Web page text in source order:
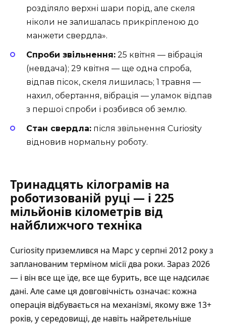
розділяло верхні шари порід, але скеля
ніколи не залишалась прикріпленою до
манжети свердла».
Спроби звільнення: 25 квітня — вібрація
(невдача); 29 квітня — ще одна спроба,
відпав пісок, скеля лишилась; 1 травня —
нахил, обертання, вібрація — уламок відпав
з першої спроби і розбився об землю.
Стан свердла: після звільнення Curiosity
відновив нормальну роботу.
Тринадцять кілограмів на
роботизованій руці — і 225
мільйонів кілометрів від
найближчого техніка
Curiosity приземлився на Марс у серпні 2012 року з
запланованим терміном місії два роки. Зараз 2026
— і він все ще їде, все ще бурить, все ще надсилає
дані. Але саме ця довговічність означає: кожна
операція відбувається на механізмі, якому вже 13+
років, у середовищі, де навіть найретельніше